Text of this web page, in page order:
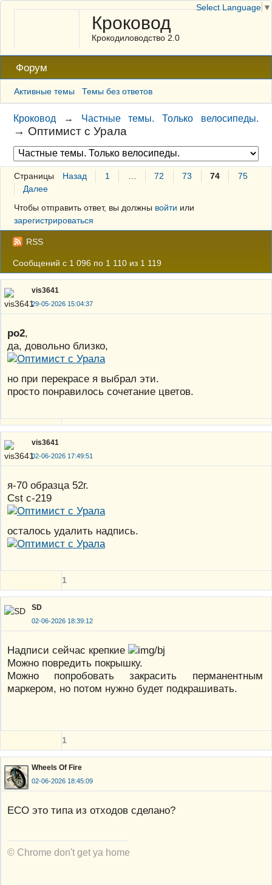
Кроковод
Крокодиловодство 2.0
Форум
Активные темы Темы без ответов
Кроковод → Частные темы. Только велосипеды.
→ Оптимист с Урала
Страницы Назад 1 72 73 74
75
Далее
Чтобы отправить ответ, вы должны войти или
зарегистрироваться
RSS
Сообщений с 1 096 по 1 110 из 1 119
vis3641
29-05-2026 15:04:37
po2,
да, довольно близко,
но при перекрасе я выбрал эти.
просто понравилось сочетание цветов.
vis3641
02-06-2026 17:49:51
я-70 образца 52г.
Cst с-219
осталось удалить надпись.
1
SD
02-06-2026 18:39:12
Надписи сейчас крепкие
Можно повредить покрышку.
Можно попробовать закрасить перманентным
маркером, но потом нужно будет подкрашивать.
1
Wheels Of Fire
02-06-2026 18:45:09
ECO это типа из отходов сделано?
© Chrome don't get ya home
Select Language ▼